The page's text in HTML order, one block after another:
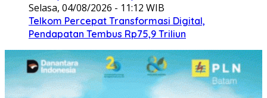
Selasa, 04/08/2026 - 11:12 WIB
Telkom Percepat Transformasi Digital,
Pendapatan Tembus Rp75,9 Triliun